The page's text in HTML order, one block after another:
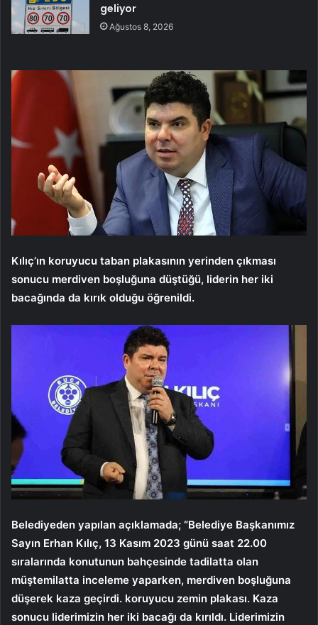
geliyor
Ağustos 8, 2026
Kılıç’ın koruyucu taban plakasının yerinden çıkması
sonucu merdiven boşluğuna düştüğü, liderin her iki
bacağında da kırık olduğu öğrenildi.
Belediyeden yapılan açıklamada; “Belediye Başkanımız
Sayın Erhan Kılıç, 13 Kasım 2023 günü saat 22.00
sıralarında konutunun bahçesinde tadilatta olan
müştemilatta inceleme yaparken, merdiven boşluğuna
düşerek kaza geçirdi. koruyucu zemin plakası. Kaza
sonucu liderimizin her iki bacağı da kırıldı. Liderimizin